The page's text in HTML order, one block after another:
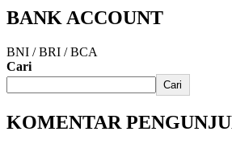
BANK ACCOUNT
BNI / BRI / BCA
Cari
Cari
KOMENTAR